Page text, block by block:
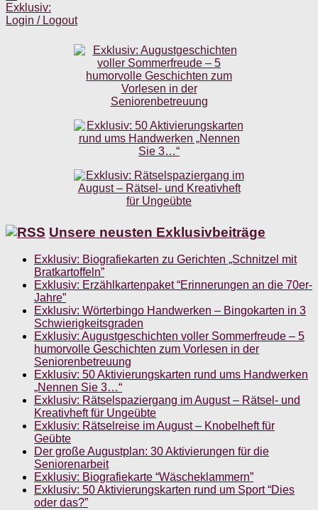
Exklusiv:
Login / Logout
Unsere neusten Exklusivbeiträge
Exklusiv: Biografiekarten zu Gerichten „Schnitzel mit
Bratkartoffeln”
Exklusiv: Erzählkartenpaket “Erinnerungen an die 70er-
Jahre”
Exklusiv: Wörterbingo Handwerken – Bingokarten in 3
Schwierigkeitsgraden
Exklusiv: Augustgeschichten voller Sommerfreude – 5
humorvolle Geschichten zum Vorlesen in der
Seniorenbetreuung
Exklusiv: 50 Aktivierungskarten rund ums Handwerken
„Nennen Sie 3…“
Exklusiv: Rätselspaziergang im August – Rätsel- und
Kreativheft für Ungeübte
Exklusiv: Rätselreise im August – Knobelheft für
Geübte
Der große Augustplan: 30 Aktivierungen für die
Seniorenarbeit
Exklusiv: Biografiekarte “Wäscheklammern”
Exklusiv: 50 Aktivierungskarten rund um Sport “Dies
oder das?”